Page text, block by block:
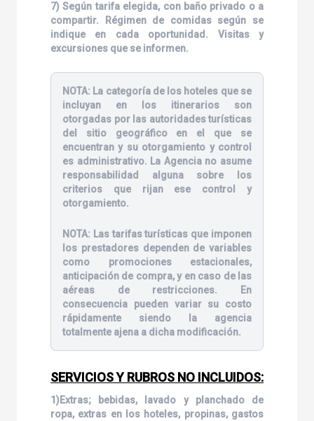
7) Según tarifa elegida, con baño privado o a
compartir. Régimen de comidas según se
indique en cada oportunidad. Visitas y
excursiones que se informen.
NOTA: La categoría de los hoteles que se
incluyan en los itinerarios son
otorgadas por las autoridades turísticas
del sitio geográfico en el que se
encuentran y su otorgamiento y control
es administrativo. La Agencia no asume
responsabilidad alguna sobre los
criterios que rijan ese control y
otorgamiento.
NOTA: Las tarifas turísticas que imponen
los prestadores dependen de variables
como promociones estacionales,
anticipación de compra, y en caso de las
aéreas de restricciones. En
consecuencia pueden variar su costo
rápidamente siendo la agencia
totalmente ajena a dicha modificación.
SERVICIOS Y RUBROS NO INCLUIDOS:
1)Extras; bebidas, lavado y planchado de
ropa, extras en los hoteles, propinas, gastos